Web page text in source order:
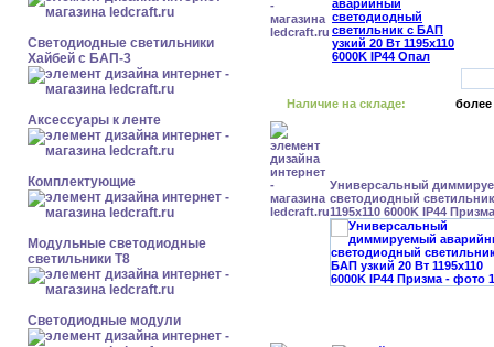
Светодиодные светильники
Хайбей с БАП-3
Аксессуары к ленте
Комплектующие
Модульные светодиодные
светильники Т8
Светодиодные модули
Наличие на складе: более
Универсальный
светодиодный
1195x110 6000K IP44 Призма